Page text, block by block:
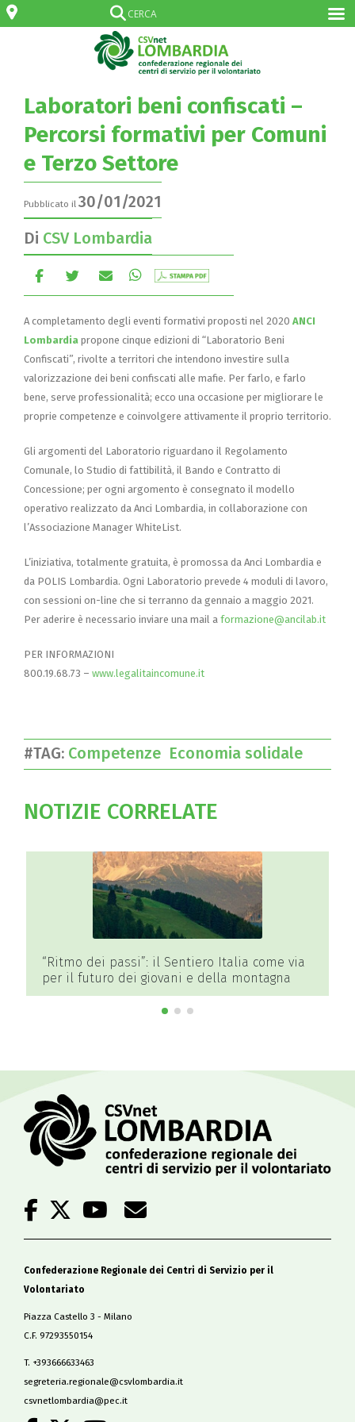
Laboratori beni confiscati –
Percorsi formativi per Comuni
e Terzo Settore
Pubblicato il 30/01/2021
Di CSV Lombardia
A completamento degli eventi formativi proposti nel 2020 ANCI
Lombardia propone cinque edizioni di “Laboratorio Beni
Confiscati”, rivolte a territori che intendono investire sulla
valorizzazione dei beni confiscati alle mafie. Per farlo, e farlo
bene, serve professionalità; ecco una occasione per migliorare le
proprie competenze e coinvolgere attivamente il proprio territorio.
Gli argomenti del Laboratorio riguardano il Regolamento
Comunale, lo Studio di fattibilità, il Bando e Contratto di
Concessione; per ogni argomento è consegnato il modello
operativo realizzato da Anci Lombardia, in collaborazione con
l’Associazione Manager WhiteList.
L’iniziativa, totalmente gratuita, è promossa da Anci Lombardia e
da POLIS Lombardia. Ogni Laboratorio prevede 4 moduli di lavoro,
con sessioni on-line che si terranno da gennaio a maggio 2021.
Per aderire è necessario inviare una mail a formazione@ancilab.it
PER INFORMAZIONI
800.19.68.73 – www.legalitaincomune.it
#TAG: Competenze Economia solidale
NOTIZIE CORRELATE
“Ritmo dei passi”: il Sentiero Italia come via
per il futuro dei giovani e della montagna
Confederazione Regionale dei Centri di Servizio per il
Volontariato
Piazza Castello 3 - Milano
C.F. 97293550154
T. +393666633463
segreteria.regionale@csvlombardia.it
csvnetlombardia@pec.it